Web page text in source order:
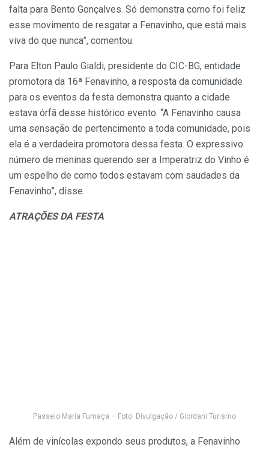
falta para Bento Gonçalves. Só demonstra como foi feliz
esse movimento de resgatar a Fenavinho, que está mais
viva do que nunca”, comentou.
Para Elton Paulo Gialdi, presidente do CIC-BG, entidade
promotora da 16ª Fenavinho, a resposta da comunidade
para os eventos da festa demonstra quanto a cidade
estava órfã desse histórico evento. “A Fenavinho causa
uma sensação de pertencimento a toda comunidade, pois
ela é a verdadeira promotora dessa festa. O expressivo
número de meninas querendo ser a Imperatriz do Vinho é
um espelho de como todos estavam com saudades da
Fenavinho”, disse.
ATRAÇÕES DA FESTA
Passeio Maria Fumaça – Foto: Divulgação / Giordani Turismo
Além de vinícolas expondo seus produtos, a Fenavinho